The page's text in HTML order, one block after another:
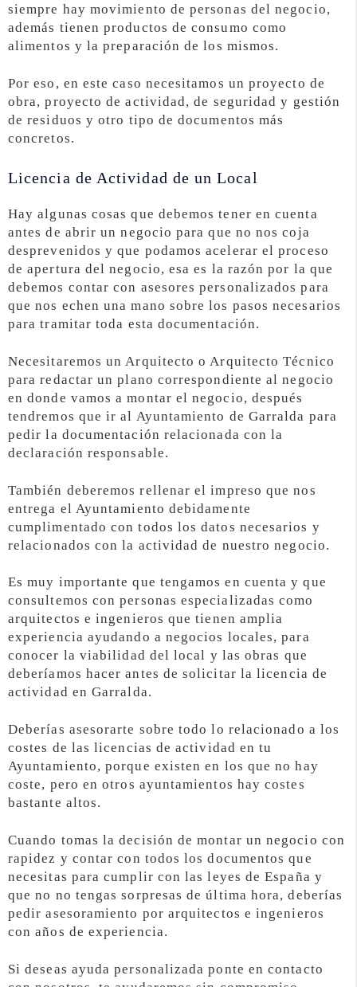
siempre hay movimiento de personas del negocio,
además tienen productos de consumo como
alimentos y la preparación de los mismos.
Por eso, en este caso necesitamos un proyecto de
obra, proyecto de actividad, de seguridad y gestión
de residuos y otro tipo de documentos más
concretos.
Licencia de Actividad de un Local
Hay algunas cosas que debemos tener en cuenta
antes de abrir un negocio para que no nos coja
desprevenidos y que podamos acelerar el proceso
de apertura del negocio, esa es la razón por la que
debemos contar con asesores personalizados para
que nos echen una mano sobre los pasos necesarios
para tramitar toda esta documentación.
Necesitaremos un Arquitecto o Arquitecto Técnico
para redactar un plano correspondiente al negocio
en donde vamos a montar el negocio, después
tendremos que ir al Ayuntamiento de Garralda para
pedir la documentación relacionada con la
declaración responsable.
También deberemos rellenar el impreso que nos
entrega el Ayuntamiento debidamente
cumplimentado con todos los datos necesarios y
relacionados con la actividad de nuestro negocio.
Es muy importante que tengamos en cuenta y que
consultemos con personas especializadas como
arquitectos e ingenieros que tienen amplia
experiencia ayudando a negocios locales, para
conocer la viabilidad del local y las obras que
deberíamos hacer antes de solicitar la licencia de
actividad en Garralda.
Deberías asesorarte sobre todo lo relacionado a los
costes de las licencias de actividad en tu
Ayuntamiento, porque existen en los que no hay
coste, pero en otros ayuntamientos hay costes
bastante altos.
Cuando tomas la decisión de montar un negocio con
rapidez y contar con todos los documentos que
necesitas para cumplir con las leyes de España y
que no no tengas sorpresas de última hora, deberías
pedir asesoramiento por arquitectos e ingenieros
con años de experiencia.
Si deseas ayuda personalizada ponte en contacto